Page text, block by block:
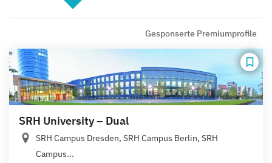
Gesponserte Premiumprofile
SRH University – Dual
SRH Campus Dresden, SRH Campus Berlin, SRH
Campus...